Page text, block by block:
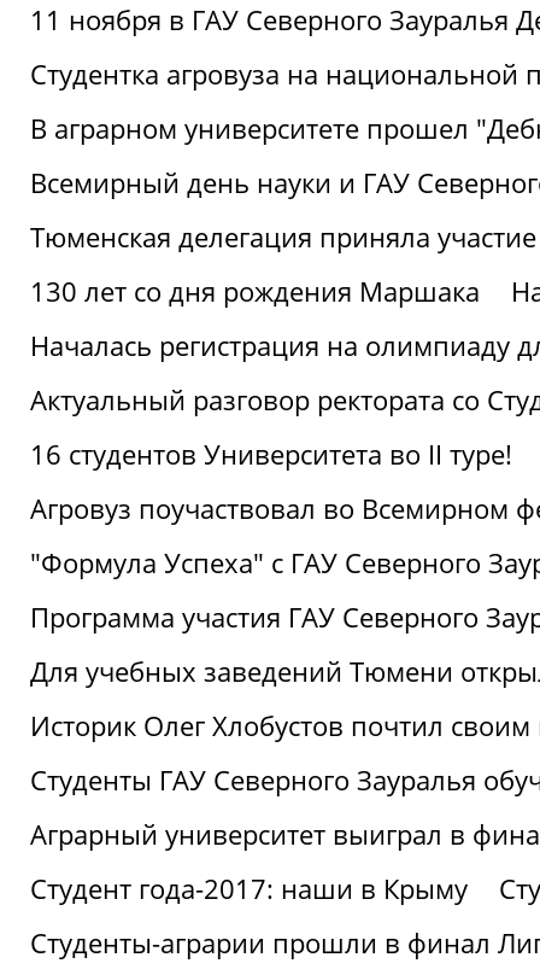
11 ноября в ГАУ Северного Зауралья
Студентка агровуза на национальной
В аграрном университете прошел
Всемирный день науки и ГАУ
Тюменская делегация приняла
130 лет со дня рождения Маршака
Началась регистрация на олимпиаду
Актуальный разговор ректората со
16 студентов Университета во II туре!
Агровуз поучаствовал во Всемирном
"Формула Успеха" с ГАУ Северного
Программа участия ГАУ Северного
Для учебных заведений Тюмени
Историк Олег Хлобустов почтил
Студенты ГАУ Северного Зауралья
Аграрный университет выиграл в
Студент года-2017: наши в Крыму
Студенты-аграрии прошли в финал